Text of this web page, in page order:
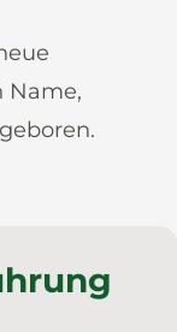
Name,